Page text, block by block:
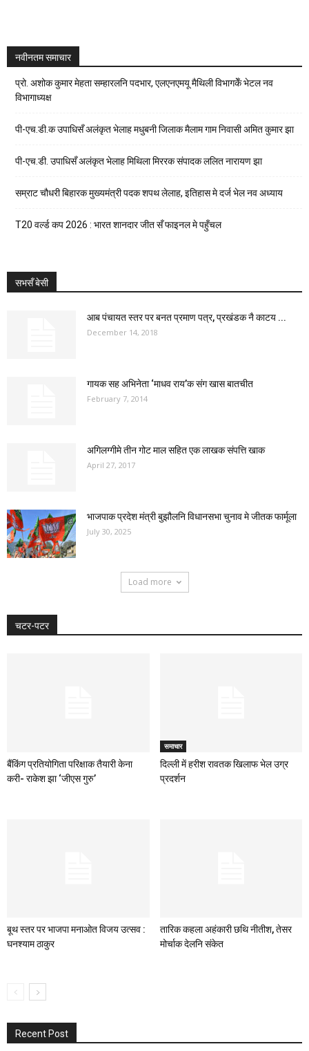
नवीनतम समाचार
प्रो. अशोक कुमार मेहता सम्हारलनि पदभार, एलएनएमयू मैथिली विभागकेँ भेटल नव
विभागाध्यक्ष
पी-एच.डी.क उपाधिसँ अलंकृत भेलाह मधुबनी जिलाक मैलाम गाम निवासी अमित कुमार झा
पी-एच.डी. उपाधिसँ अलंकृत भेलाह मिथिला मिररक संपादक ललित नारायण झा
सम्राट चौधरी बिहारक मुख्यमंत्री पदक शपथ लेलाह, इतिहास मे दर्ज भेल नव अध्याय
T20 वर्ल्ड कप 2026 : भारत शानदार जीत सँ फाइनल मे पहुँचल
सभसँ बेसी
आब पंचायत स्तर पर बनत प्रमाण पत्र, प्रखंडक नै काटय ...
December 14, 2018
गायक सह अभिनेता ‘माधव राय’क संग खास बातचीत
February 7, 2014
अगिलग्गीमे तीन गोट माल सहित एक लाखक संपत्ति खाक
April 27, 2017
भाजपाक प्रदेश मंत्री बुझौलनि विधानसभा चुनाव मे जीतक फार्मूला
July 30, 2025
Load more
चटर-पटर
बैंकिंग प्रतियोगिता परिक्षाक तैयारी केना
करी- राकेश झा ‘जीएस गुरु’
समाचार
दिल्ली में हरीश रावतक खिलाफ भेल उग्र
प्रदर्शन
बूथ स्तर पर भाजपा मनाओत विजय उत्सव :
घनश्याम ठाकुर
तारिक कहला अहंकारी छथि नीतीश, तेसर
मोर्चाक देलनि संकेत
Recent Post